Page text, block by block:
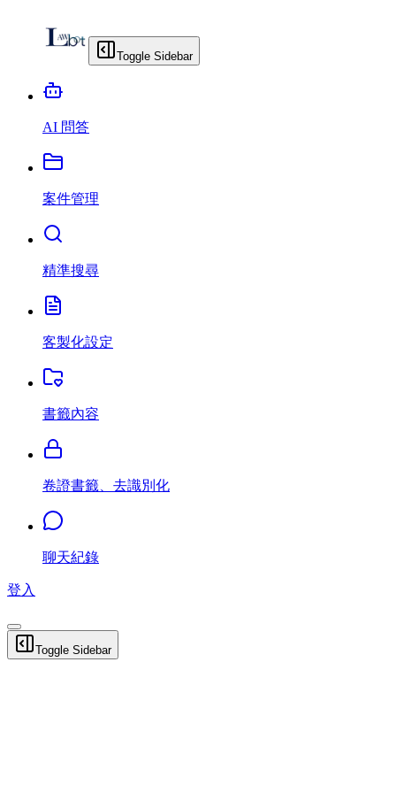
Toggle Sidebar
AI 問答
案件管理
精準搜尋
客製化設定
書籤內容
卷證書籤、去識別化
聊天紀錄
登入
Toggle Sidebar